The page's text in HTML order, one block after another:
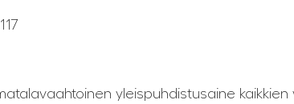
yleispuhdistusaine